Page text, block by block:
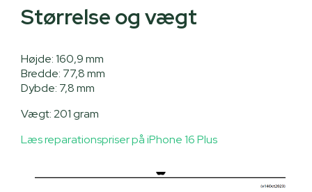
Størrelse og vægt
Højde: 160,9 mm
Bredde: 77,8 mm
Dybde: 7,8 mm
Vægt: 201 gram
Læs reparationspriser på iPhone 16 Plus